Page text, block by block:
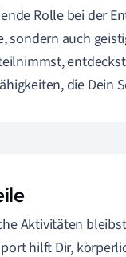
Rolle bei der
auch
die Dein
Aktivitäten
hilft Dir,